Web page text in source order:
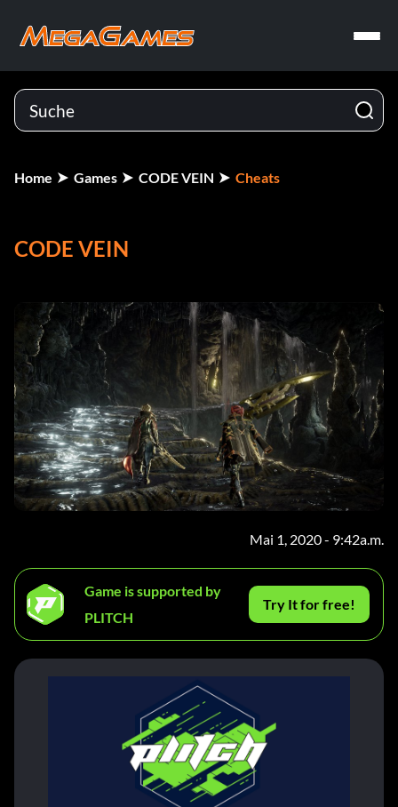
Home Games CODE VEIN Cheats
CODE VEIN
Mai 1, 2020 - 9:42a.m.
Game is supported by
PLITCH
Try It for free!